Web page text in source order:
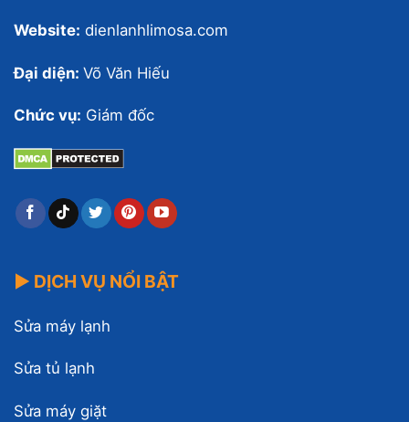
Website: dienlanhlimosa.com
Đại diện: Võ Văn Hiếu
Chức vụ: Giám đốc
▶ DỊCH VỤ NỔI BẬT
Sửa máy lạnh
Sửa tủ lạnh
Sửa máy giặt